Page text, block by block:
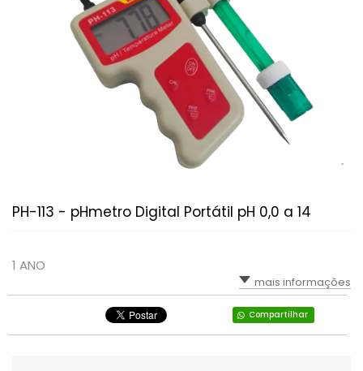
PH-113 - pHmetro Digital Portátil pH 0,0 a 14
1 ANO
mais informações
Compartilhar